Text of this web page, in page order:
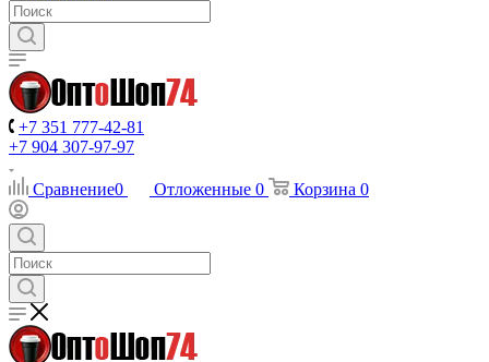
+7 351 777-42-81
+7 904 307-97-97
Сравнение0 Отложенные 0 Корзина 0